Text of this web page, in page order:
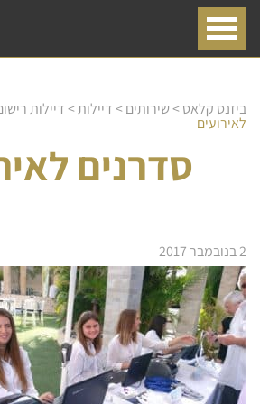
ביזנס קלאס>שירותים>דיילות>דיילות
לאירועים
סדרנים
2 בנובמבר 2017